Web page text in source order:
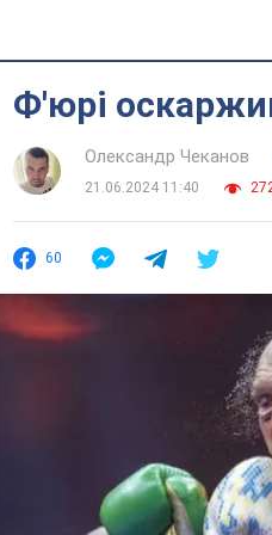
Ф'юрі
Олександр Чеканов
21.06.2024 11:40
60